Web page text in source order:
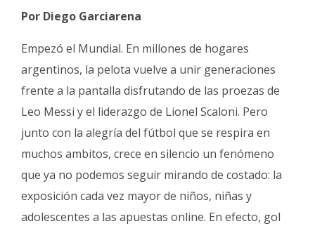
Policiales
Fotos
de
Familia
Fúnebres
Por Diego Garciarena
Empezó el Mundial. En millones de hogares
argentinos, la pelota vuelve a unir generaciones
frente a la pantalla disfrutando de las proezas de
Leo Messi y el liderazgo de Lionel Scaloni. Pero
junto con la alegría del fútbol que se respira en
muchos ambitos, crece en silencio un fenómeno
que ya no podemos seguir mirando de costado: la
exposición cada vez mayor de niños, niñas y
adolescentes a las apuestas online. En efecto, gol